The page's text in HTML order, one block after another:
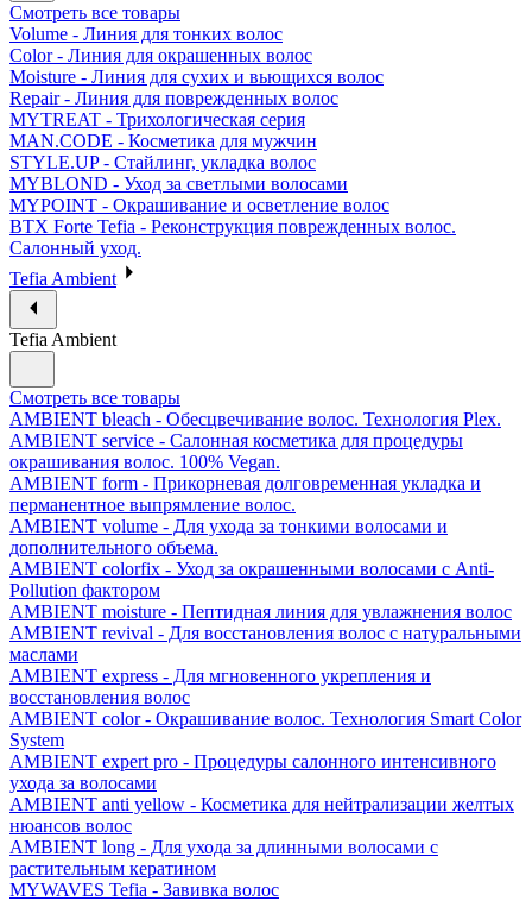
Смотреть все товары
Volume - Линия для тонких волос
Color - Линия для окрашенных волос
Moisture - Линия для сухих и вьющихся волос
Repair - Линия для поврежденных волос
MYTREAT - Трихологическая серия
MAN.CODE - Косметика для мужчин
STYLE.UP - Стайлинг, укладка волос
MYBLOND - Уход за светлыми волосами
MYPOINT - Окрашивание и осветление волос
BTX Forte Tefia - Реконструкция поврежденных волос.
Салонный уход.
Tefia Ambient
Tefia Ambient
Смотреть все товары
AMBIENT bleach - Обесцвечивание волос. Технология Plex.
AMBIENT service - Салонная косметика для процедуры
окрашивания волос. 100% Vegan.
AMBIENT form - Прикорневая долговременная укладка и
перманентное выпрямление волос.
AMBIENT volume - Для ухода за тонкими волосами и
дополнительного объема.
AMBIENT colorfix - Уход за окрашенными волосами с Anti-
Pollution фактором
AMBIENT moisture - Пептидная линия для увлажнения волос
AMBIENT revival - Для восстановления волос с натуральными
маслами
AMBIENT express - Для мгновенного укрепления и
восстановления волос
AMBIENT color - Окрашивание волос. Технология Smart Color
System
AMBIENT expert pro - Процедуры салонного интенсивного
ухода за волосами
AMBIENT anti yellow - Косметика для нейтрализации желтых
нюансов волос
AMBIENT long - Для ухода за длинными волосами с
растительным кератином
MYWAVES Tefia - Завивка волос